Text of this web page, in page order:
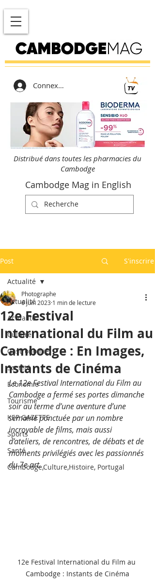
Connexion
Distribué dans toutes les pharmacies du
Cambodge
Cambodge Mag in English
Post S'inscrire
Actualité
Actualité
Culture
Gastronomie
Société
Economie
Tourisme
KEP GAZETTE
Sports
Santé
Cambodge,Culture,Histoire, Portugal
Actualité
12e Festival
International du Film au
Cambodge : En Images,
Instants de Cinéma
Photographe
6 juin 2023 1 min de lecture
Le 12e Festival International du Film au
Cambodge a fermé ses portes dimanche
soir au terme d’une aventure d’une
semaine ponctuée par un nombre
incroyable de films, mais aussi
d’ateliers, de rencontres, de débats et de
moments privilégiés avec les passionnés
du 7e art.
12e Festival International du Film au
Cambodge : Instants de Cinéma